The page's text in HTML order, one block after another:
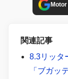
Motor
関連記事
8.3リッタ
「ブガッ